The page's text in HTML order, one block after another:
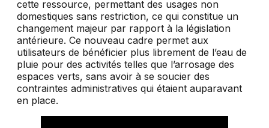
cette ressource, permettant des usages non
domestiques sans restriction, ce qui constitue un
changement majeur par rapport à la législation
antérieure. Ce nouveau cadre permet aux
utilisateurs de bénéficier plus librement de l’eau de
pluie pour des activités telles que l’arrosage des
espaces verts, sans avoir à se soucier des
contraintes administratives qui étaient auparavant
en place.